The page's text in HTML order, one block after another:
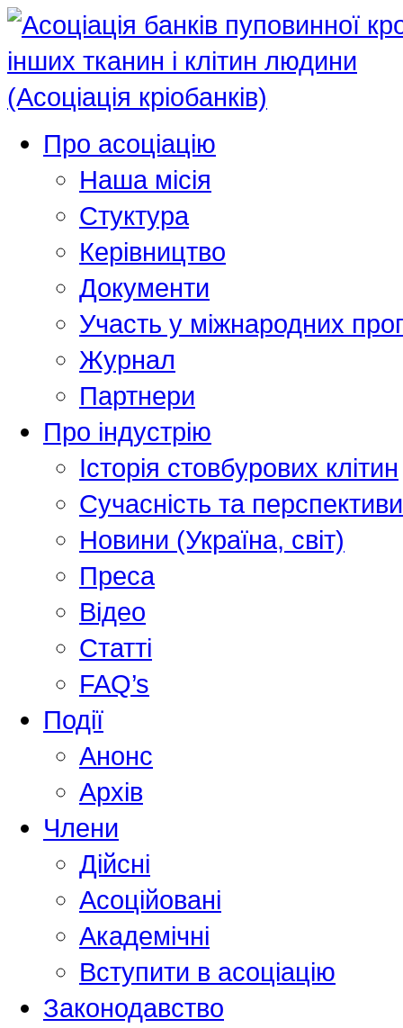
Про асоціацію
Наша місія
Стуктура
Керівництво
Документи
Участь у міжнародних
Журнал
Партнери
Про індустрію
Історія стовбурових клітин
Сучасність та перспективи
Новини (Україна, світ)
Преса
Відео
Статті
FAQ’s
Події
Анонс
Архів
Члени
Дійсні
Асоційовані
Академiчнi
Вступити в асоціацію
Законодавство